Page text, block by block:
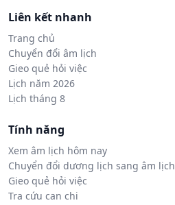
Liên kết nhanh
Trang chủ
Chuyển đổi âm lịch
Gieo quẻ hỏi việc
Lịch năm 2026
Lịch tháng 8
Tính năng
Xem âm lịch hôm nay
Chuyển đổi dương lịch sang âm lịch
Gieo quẻ hỏi việc
Tra cứu can chi